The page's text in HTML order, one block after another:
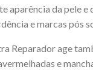
aparência da pele e
e marcas pós
Reparador age
e